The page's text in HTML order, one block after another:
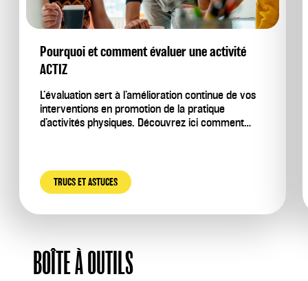
Pourquoi et comment évaluer une activité
ACTIZ
L’évaluation sert à l’amélioration continue de vos
interventions en promotion de la pratique
d’activités physiques. Découvrez ici comment…
TRUCS ET ASTUCES
BOÎTE À OUTILS